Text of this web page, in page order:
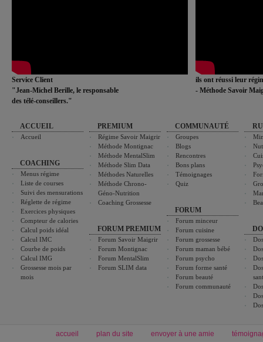
Service Client
"Jean-Michel Berille, le responsable
des télé-conseillers."
ils ont réussi leur
- Méthode Savoir
ACCUEIL
Accueil
COACHING
Menus régime
Liste de courses
Suivi des mensurations
Réglette de régime
Exercices physiques
Compteur de calories
Calcul poids idéal
Calcul IMC
Courbe de poids
Calcul IMG
Grossesse mois par
mois
PREMIUM
Régime Savoir Maigrir
Méthode Montignac
Méthode MentalSlim
Méthode Slim Data
Méthodes Naturelles
Méthode Chrono-
Géno-Nutrition
Coaching Grossesse
FORUM PREMIUM
Forum Savoir Maigrir
Forum Montignac
Forum MentalSlim
Forum SLIM data
COMMUNAUTÉ
Groupes
Blogs
Rencontres
Bons plans
Témoignages
Quiz
FORUM
Forum minceur
Forum cuisine
Forum grossesse
Forum maman bébé
Forum psycho
Forum forme santé
Forum beauté
Forum communauté
accueil plan du site envoyer à une amie